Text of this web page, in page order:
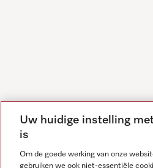
Uw huidige instelling
is
Om de goede werking van onze
gebruiken we ook niet-essentiële